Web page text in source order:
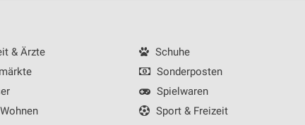
& Ärzte
Schuhe
Sonderposten
Spielwaren
Sport & Freizeit